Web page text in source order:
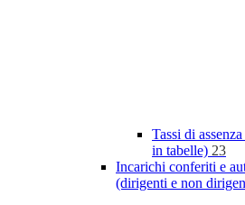
Tassi di
in tabelle) 23
Incarichi conferiti e
(dirigenti e non